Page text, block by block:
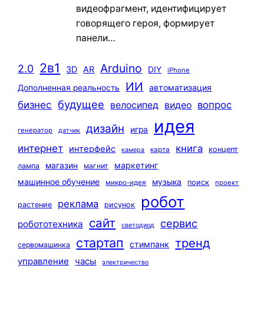
видеофрагмент, идентифицирует
говорящего героя, формирует
панели…
2.0 2в1 3D AR Arduino DIY iPhone
Дополненная реальность ИИ автоматизация
бизнес будущее велосипед видео вопрос
генератор датчик дизайн игра идея
интернет интерфейс камера карта книга
концепт
лампа
магазин магнит
маркетинг
машинное обучение
микро-идея музыка поиск проект
растение реклама рисунок робот
робототехника сайт светодиод сервис
сервомашинка стартап стимпанк тренд
управление часы электричество